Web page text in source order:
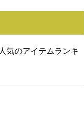
気のアイテムランキ